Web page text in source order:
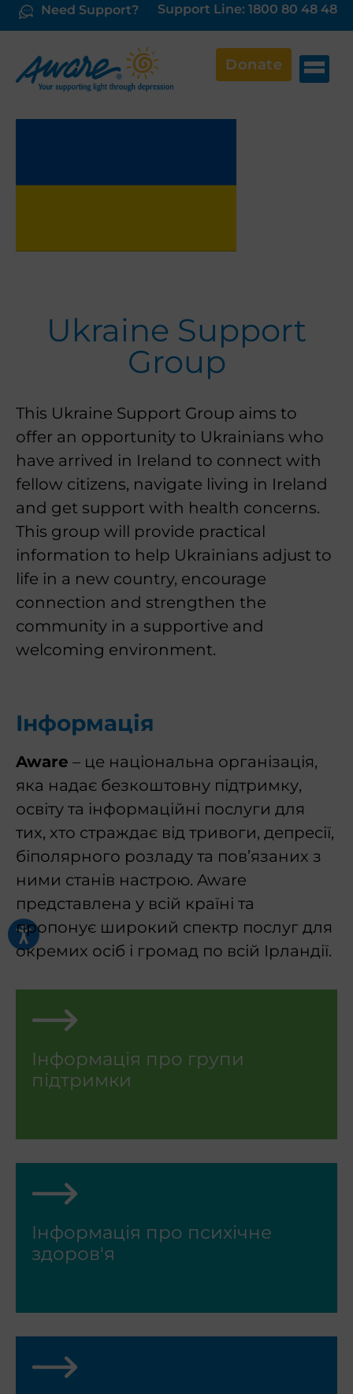
Need Support? Support Line: 1800 80 48 48
Donate
Ukraine Support
Group
This Ukraine Support Group aims to
offer an opportunity to Ukrainians who
have arrived in Ireland to connect with
fellow citizens, navigate living in Ireland
and get support with health concerns.
This group will provide practical
information to help Ukrainians adjust to
life in a new country, encourage
connection and strengthen the
community in a supportive and
welcoming environment.
Інформація
Aware – це національна організація,
яка надає безкоштовну підтримку,
освіту та інформаційні послуги для
тих, хто страждає від тривоги, депресії,
біполярного розладу та пов’язаних з
ними станів настрою. Aware
представлена у всій країні та
пропонує широкий спектр послуг для
окремих осіб і громад по всій Ірландії.
Інформація про групи
підтримки
Інформація про психічне
здоров'я